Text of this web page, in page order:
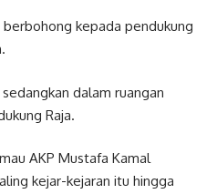
kepada pendukung
dalam ruangan
Raja.
AKP Mustafa Kamal
kejar-kejaran itu hingga